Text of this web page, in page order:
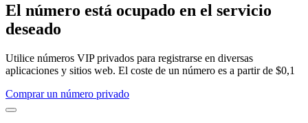
El número está ocupado en el servicio
deseado
Utilice números VIP privados para registrarse en diversas
aplicaciones y sitios web. El coste de un número es a partir de $0,1
Comprar un número privado